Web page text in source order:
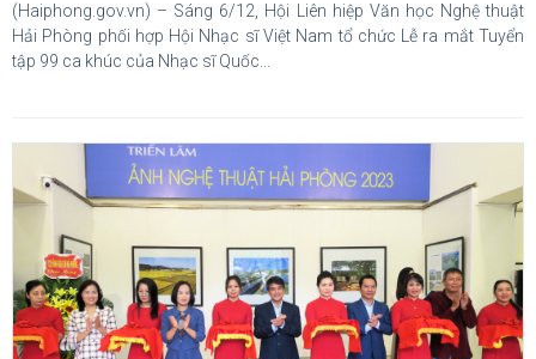
(Haiphong.gov.vn) – Sáng 6/12, Hội Liên hiệp Văn học Nghệ thuật
Hải Phòng phối hợp Hội Nhạc sĩ Việt Nam tổ chức Lễ ra mắt Tuyển
tập 99 ca khúc của Nhạc sĩ Quốc...